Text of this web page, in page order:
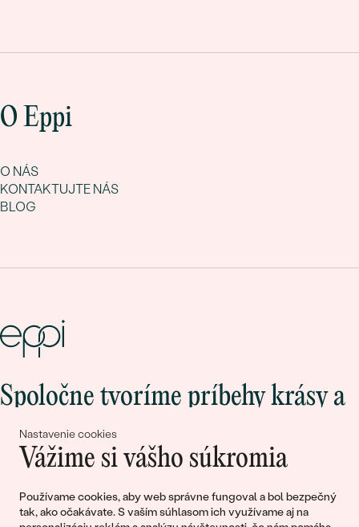
Nastavenie cookies
Vážime si vášho súkromia
Používame cookies, aby web správne fungoval a bol bezpečný
tak, ako očakávate. S vaším súhlasom ich využívame aj na
O Eppi
O NÁS
KONTAKTUJTE NÁS
BLOG
Spoločne tvoríme príbehy krásy a
lásky
Pripojte sa k nám!